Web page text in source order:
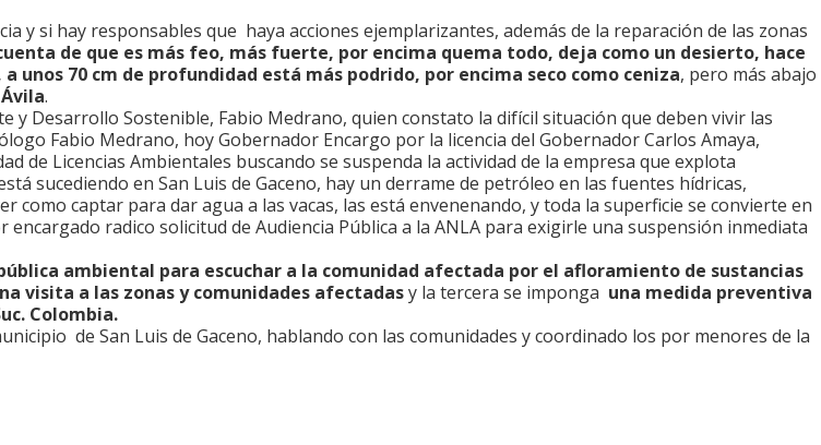
y si hay responsables que haya acciones ejemplarizantes, además de la reparación de las zonas
de que es más feo, más fuerte, por encima quema todo, deja como un desierto, hace
unos 70 cm de profundidad está más podrido, por encima seco como ceniza, pero más abajo
.
y Desarrollo Sostenible, Fabio Medrano, quien constato la difícil situación que deben vivir las
Fabio Medrano, hoy Gobernador Encargo por la licencia del Gobernador Carlos Amaya,
de Licencias Ambientales buscando se suspenda la actividad de la empresa que explota
sucediendo en San Luis de Gaceno, hay un derrame de petróleo en las fuentes hídricas,
captar para dar agua a las vacas, las está envenenando, y toda la superficie se convierte en
radico solicitud de Audiencia Pública a la ANLA para exigirle una suspensión inmediata
ambiental para escuchar a la comunidad afectada por el afloramiento de sustancias
visita a las zonas y comunidades afectadasy la tercera se imponga una medida preventiva
Colombia.
de San Luis de Gaceno, hablando con las comunidades y coordinado los por menores de la